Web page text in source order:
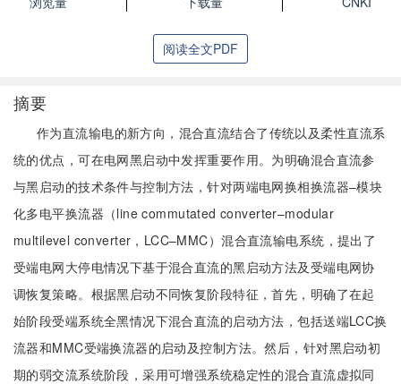
阅读全文PDF
摘要
作为直流输电的新方向，混合直流结合了传统以及柔性直流系
统的优点，可在电网黑启动中发挥重要作用。为明确混合直流参
与黑启动的技术条件与控制方法，针对两端电网换相换流器–模块
化多电平换流器（line commutated converter–modular
multilevel converter，LCC–MMC）混合直流输电系统，提出了
受端电网大停电情况下基于混合直流的黑启动方法及受端电网协
调恢复策略。根据黑启动不同恢复阶段特征，首先，明确了在起
始阶段受端系统全黑情况下混合直流的启动方法，包括送端LCC换
流器和MMC受端换流器的启动及控制方法。然后，针对黑启动初
期的弱交流系统阶段，采用可增强系统稳定性的混合直流虚拟同